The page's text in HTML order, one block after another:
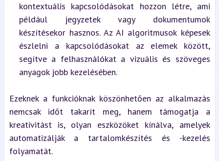
kontextuális kapcsolódásokat hozzon létre, ami
például jegyzetek vagy dokumentumok
készítésekor hasznos. Az AI algoritmusok képesek
észlelni a kapcsolódásokat az elemek között,
segítve a felhasználókat a vizuális és szöveges
anyagok jobb kezelésében.
Ezeknek a funkcióknak köszönhetően az alkalmazás
nemcsak időt takarít meg, hanem támogatja a
kreativitást is, olyan eszközöket kínálva, amelyek
automatizálják a tartalomkészítés és -kezelés
folyamatát.